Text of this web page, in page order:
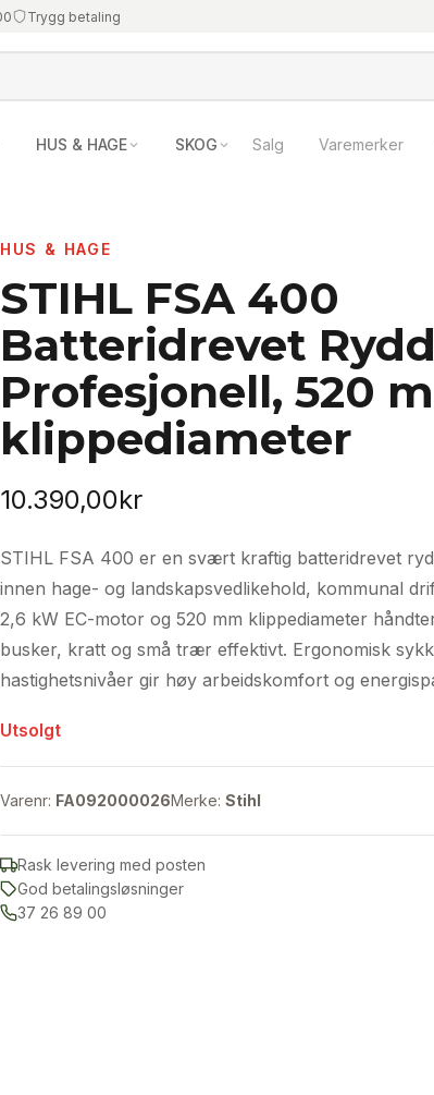
Trygg betaling
HUS & HAGE SKOG Salg Varemerker
HUS & HAGE
STIHL FSA 400
Batteridrevet
Profesjonell, 520
klippediameter
10.390,00kr
STIHL FSA 400 er en svært kraftig batteridrevet
innen hage- og landskapsvedlikehold, kommunal
2,6 kW EC-motor og 520 mm klippediameter
busker, kratt og små trær effektivt. Ergonomisk
hastighetsnivåer gir høy arbeidskomfort og
Utsolgt
Varenr: FA092000026Merke: Stihl
Rask levering med posten
God betalingsløsninger
37 26 89 00